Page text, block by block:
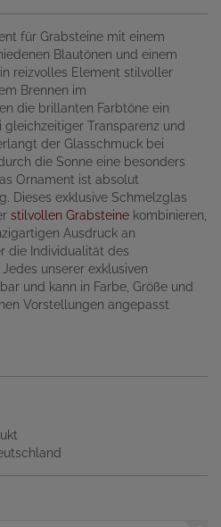
für Grabsteine mit einem
Blautönen und einem
reizvolles Element stilvoller
Brennen im
die brillanten Farbtöne ein
Transparenz und
der Glasschmuck bei
die Sonne eine besonders
Ornament ist absolut
Dieses exklusive Schmelzglas
stilvollen Grabsteine kombinieren,
Ausdruck an
die Individualität des
unserer exklusiven
und kann in Farbe, Größe und
Vorstellungen angepasst